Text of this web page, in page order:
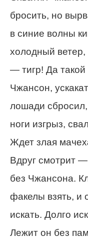
бросить, но
в синие волны
холодный ветер,
— тигр! Да
Чжансон,
лошади
ноги изгрыз,
Ждет злая
Вдруг смотрит
без Чжансона.
факелы взять, и
искать. Долго
Лежит он без